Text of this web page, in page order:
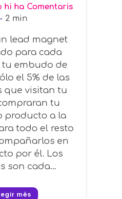
hi ha Comentaris
2min
lead magnet
para cada
embudo de
el 5% de las
que visitan tu
tu
producto a la
todo el resto
en
por él. Los
son cada...
més